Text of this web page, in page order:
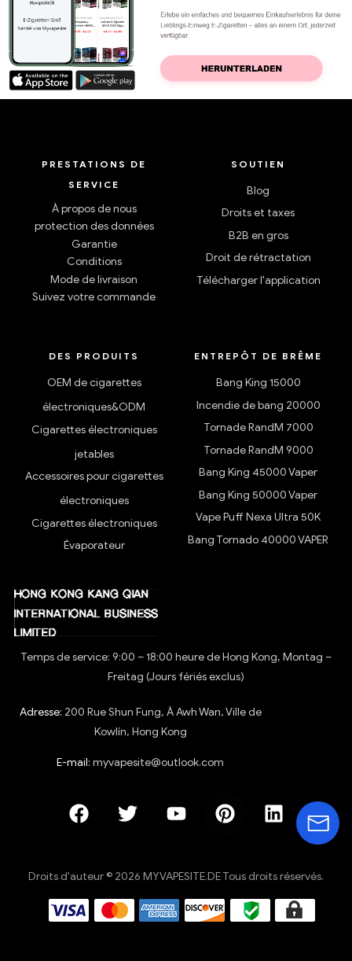
PRESTATIONS DE
SERVICE
À propos de nous
protection des données
Garantie
Conditions
Mode de livraison
Suivez votre commande
SOUTIEN
Blog
Droits et taxes
B2B en gros
Droit de rétractation
Télécharger l'application
DES PRODUITS
OEM de cigarettes
électroniques&ODM
Cigarettes électroniques
jetables
Accessoires pour cigarettes
électroniques
Cigarettes électroniques
Évaporateur
ENTREPÔT DE BRÊME
Bang King 15000
Incendie de bang 20000
Tornade RandM 7000
Tornade RandM 9000
Bang King 45000 Vaper
Bang King 50000 Vaper
Vape Puff Nexa Ultra 50K
Bang Tornado 40000 VAPER
Temps de service: 9:00 – 18:00 heure de Hong Kong, Montag –
Freitag (Jours fériés exclus)
Adresse: 200 Rue Shun Fung, À Awh Wan, Ville de
Kowlín, Hong Kong
E-mail: myvapesite@outlook.com
Droits d'auteur © 2026 MYVAPESITE.DE Tous droits réservés.